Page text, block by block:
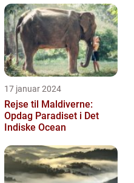
17 januar 2024
Rejse til Maldiverne:
Opdag Paradiset i Det
Indiske Ocean